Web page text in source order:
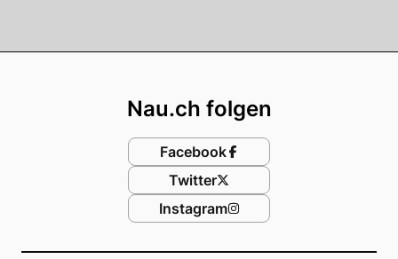
Nau.ch folgen
Facebook
Twitter
Instagram